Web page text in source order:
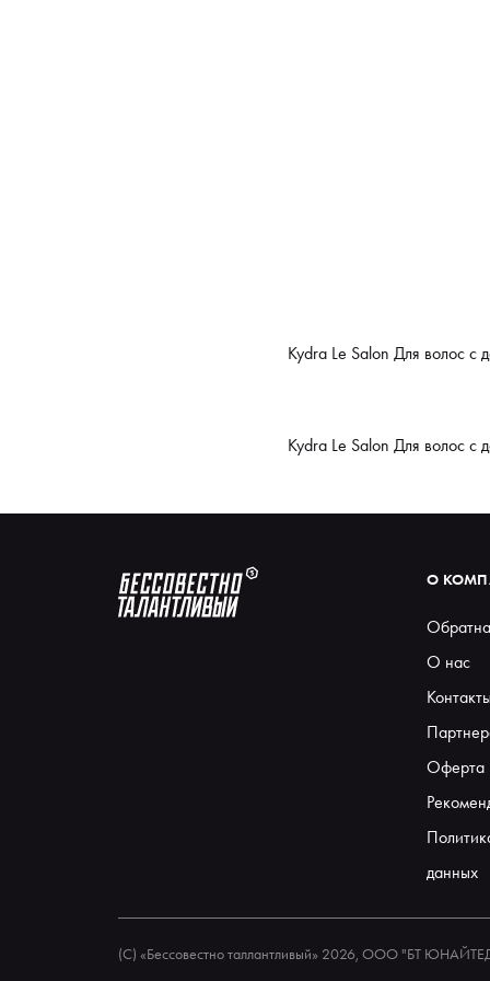
Kydra Le Salon Для волос с
Kydra Le Salon Для волос с
О
О нас
Оферта
данных
(С) «Бессовестно таллантливый» 2026, ООО "БТ